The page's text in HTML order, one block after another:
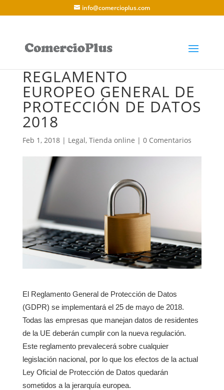
info@comercioplus.com
REGLAMENTO
EUROPEO GENERAL DE
PROTECCIÓN DE DATOS
2018
Feb 1, 2018| Legal, Tienda online | 0 Comentarios
El Reglamento General de Protección de Datos
(GDPR) se implementará el 25 de mayo de 2018.
Todas las empresas que manejan datos de residentes
de la UE deberán cumplir con la nueva regulación.
Este reglamento prevalecerá sobre cualquier
legislación nacional, por lo que los efectos de la actual
Ley Oficial de Protección de Datos quedarán
sometidos a la jerarquía europea.